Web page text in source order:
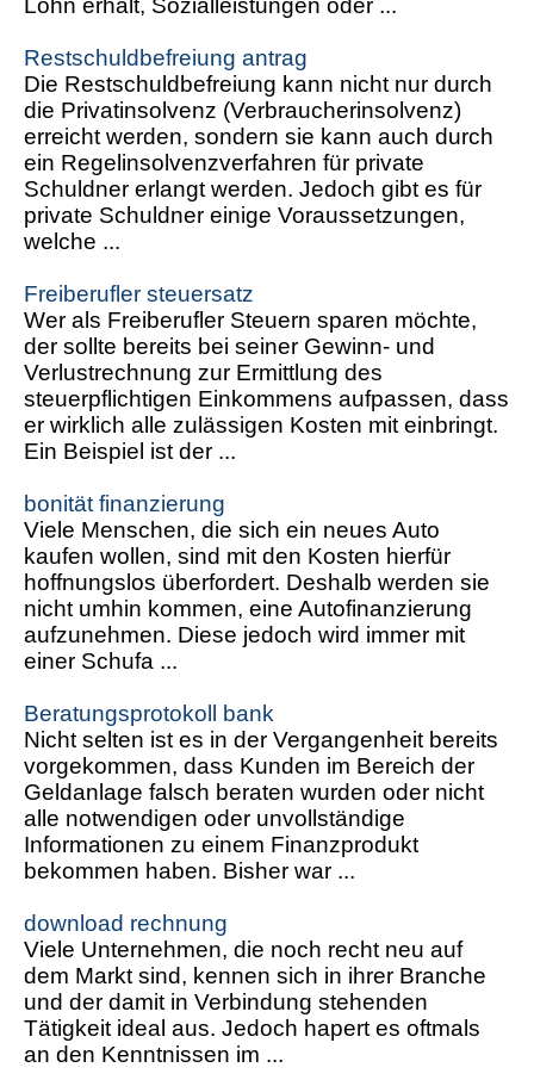
Lohn erhält, Sozialleistungen oder ...
Restschuldbefreiung antrag
Die Restschuldbefreiung kann nicht nur durch
die Privatinsolvenz (Verbraucherinsolvenz)
erreicht werden, sondern sie kann auch durch
ein Regelinsolvenzverfahren für private
Schuldner erlangt werden. Jedoch gibt es für
private Schuldner einige Voraussetzungen,
welche ...
Freiberufler steuersatz
Wer als Freiberufler Steuern sparen möchte,
der sollte bereits bei seiner Gewinn- und
Verlustrechnung zur Ermittlung des
steuerpflichtigen Einkommens aufpassen, dass
er wirklich alle zulässigen Kosten mit einbringt.
Ein Beispiel ist der ...
bonität finanzierung
Viele Menschen, die sich ein neues Auto
kaufen wollen, sind mit den Kosten hierfür
hoffnungslos überfordert. Deshalb werden sie
nicht umhin kommen, eine Autofinanzierung
aufzunehmen. Diese jedoch wird immer mit
einer Schufa ...
Beratungsprotokoll bank
Nicht selten ist es in der Vergangenheit bereits
vorgekommen, dass Kunden im Bereich der
Geldanlage falsch beraten wurden oder nicht
alle notwendigen oder unvollständige
Informationen zu einem Finanzprodukt
bekommen haben. Bisher war ...
download rechnung
Viele Unternehmen, die noch recht neu auf
dem Markt sind, kennen sich in ihrer Branche
und der damit in Verbindung stehenden
Tätigkeit ideal aus. Jedoch hapert es oftmals
an den Kenntnissen im ...